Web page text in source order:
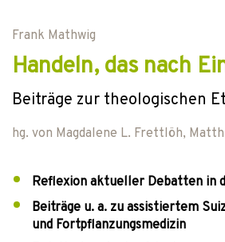
Frank Mathwig
Handeln, das nach
Beiträge zur theologischen
hg. von Magdalene L. Frettlöh,
Reflexion aktueller Debatten in
Beiträge u. a. zu assistiertem
und Fortpflanzungsmedizin